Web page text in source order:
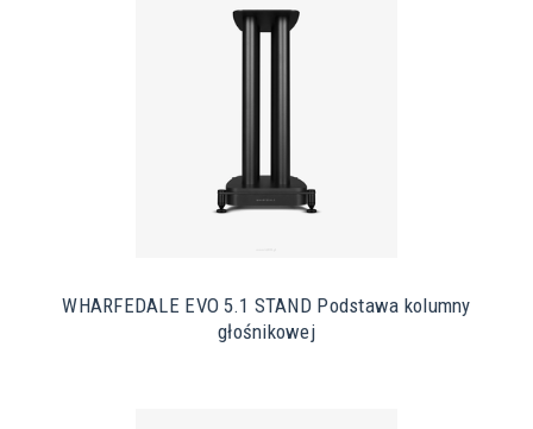
WHARFEDALE EVO 5.1 STAND Podstawa kolumny
głośnikowej